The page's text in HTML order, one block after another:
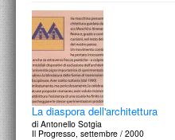
La diaspora dell'architettura
di Antonello Sotgia
Il Progresso, settembre / 2000